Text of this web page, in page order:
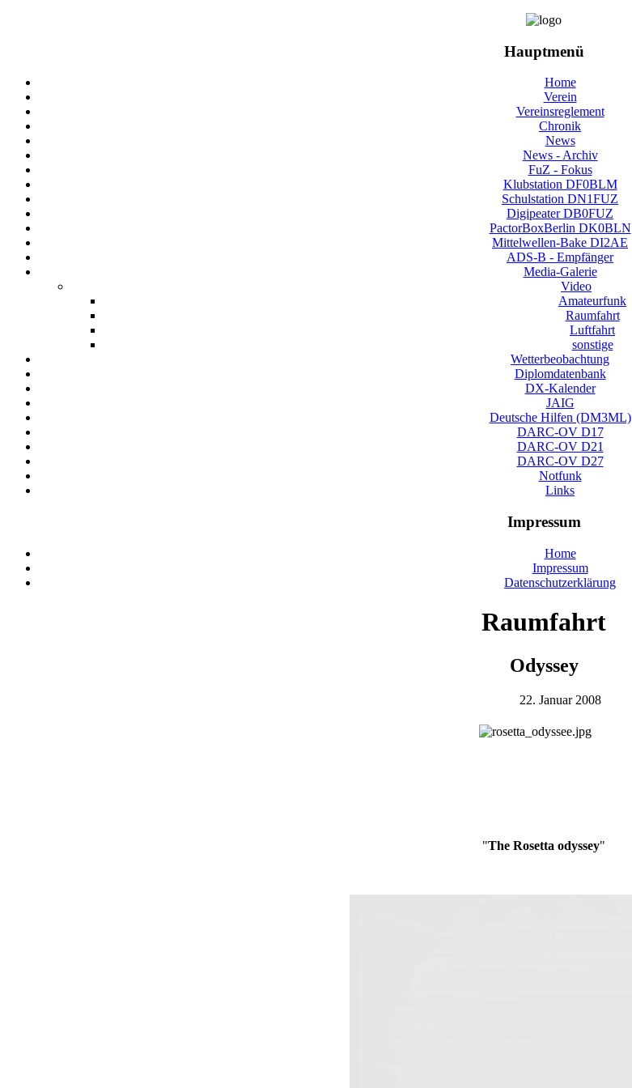
Hauptmenü
Home
Verein
Vereinsreglement
Chronik
News
News - Archiv
FuZ - Fokus
Klubstation DF0BLM
Schulstation DN1FUZ
Digipeater DB0FUZ
PactorBoxBerlin DK0BLN
Mittelwellen-Bake DI2AE
ADS-B - Empfänger
Media-Galerie
Video
Amateurfunk
Raumfahrt
Luftfahrt
sonstige
Wetterbeobachtung
Diplomdatenbank
DX-Kalender
JAIG
Deutsche Hilfen (DM3ML)
DARC-OV D17
DARC-OV D21
DARC-OV D27
Notfunk
Links
Impressum
Home
Impressum
Datenschutzerklärung
Raumfahrt
Odyssey
22. Januar 2008
"The Rosetta odyssey"